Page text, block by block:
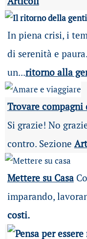
In piena crisi, i
di serenità e
un...ritorno alla
Trovare
Si grazie! No
contro. Sezione
Mettere su Casa
imparando,
costi.